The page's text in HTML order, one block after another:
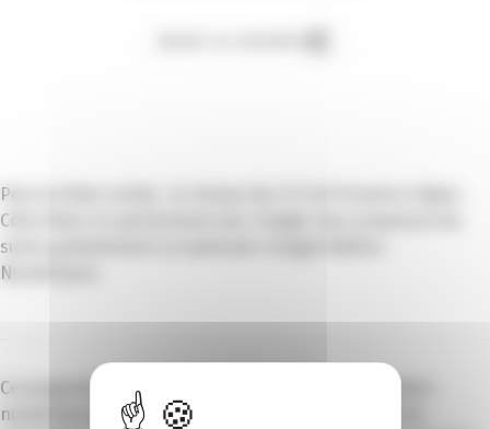
Pour la 2ème année, le réseau des CCI de Provence-Alpes-
Côte d’Azur en partenariat avec Google vous proposent de
suivre gratuitement un webinaire Google Ateliers
Numériques.
Ce programme est destiné à faciliter la transformation
numérique des entreprises, prioritairement celles du